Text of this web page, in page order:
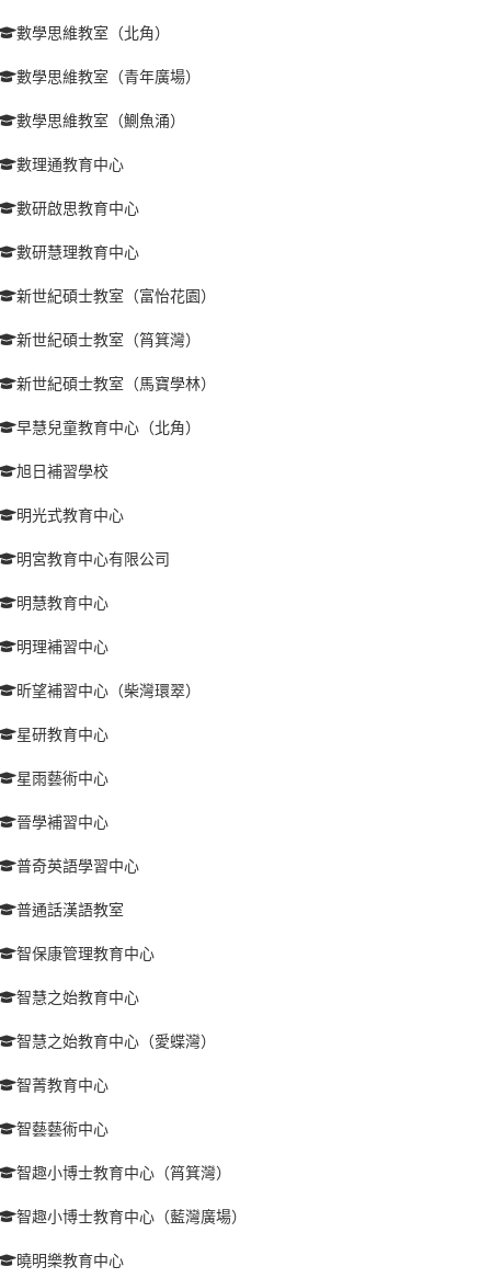
數學思維教室（北角）
數學思維教室（青年廣場）
數學思維教室（鰂魚涌）
數理通教育中心
數研啟思教育中心
數研慧理教育中心
新世紀碩士教室（富怡花園）
新世紀碩士教室（筲箕灣）
新世紀碩士教室（馬寶學林）
早慧兒童教育中心（北角）
旭日補習學校
明光式教育中心
明宮教育中心有限公司
明慧教育中心
明理補習中心
昕望補習中心（柴灣環翠）
星研教育中心
星雨藝術中心
晉學補習中心
普奇英語學習中心
普通話漢語教室
智保康管理教育中心
智慧之始教育中心
智慧之始教育中心（愛蝶灣）
智菁教育中心
智藝藝術中心
智趣小博士教育中心（筲箕灣）
智趣小博士教育中心（藍灣廣場）
曉明樂教育中心